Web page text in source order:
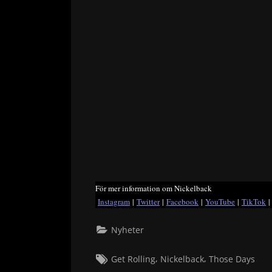
För mer information om Nickelback
Instagram | Twitter| Facebook | YouTube | TikTok |
Nyheter
Tags:
Get Rolling, Nickelback, Those Days